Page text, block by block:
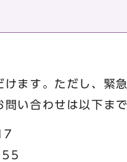
ます。ただし、緊
い合わせは以下ま